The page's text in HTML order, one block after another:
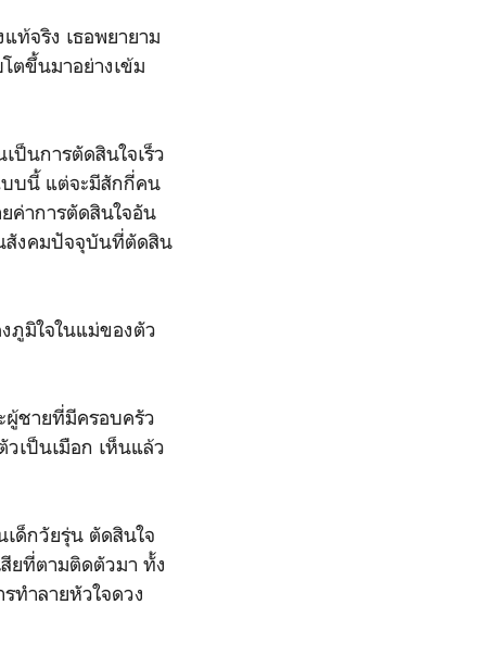
ท้จริง เธอพยายาม
ตขึ้นมาอย่างเข้ม
ป็นการตัดสินใจเร็ว
บบนี้ แต่จะมีสักกี่คน
ค่าการตัดสินใจอัน
สังคมปัจจุบันที่ตัดสิน
ภูมิใจในแม่ของตัว
ผู้ชายที่มีครอบครัว
เป็นเมือก เห็นแล้ว
ด็กวัยรุ่น ตัดสินใจ
สียที่ตามติดตัวมา ทั้ง
ทำลายหัวใจดวง